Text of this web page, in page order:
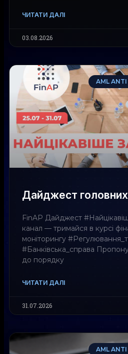
ЧИТАТИ ДАЛІ
03.08.2026
AML
Дайджест
FinAP Дайджест
канал — тримайся в курсі
моніторингу
#Банківська_справа
до порядку
ЧИТАТИ ДАЛІ
31.07.2026
AML